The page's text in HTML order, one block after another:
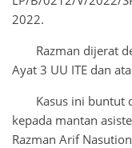
2022.
Razman dijerat
Ayat 3 UU ITE dan
Kasus ini buntut
kepada mantan
Razman Arif